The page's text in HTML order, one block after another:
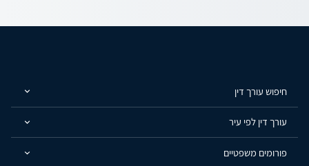
חיפוש עורך דין
עורך דין לפי עיר
פורומים משפטיים